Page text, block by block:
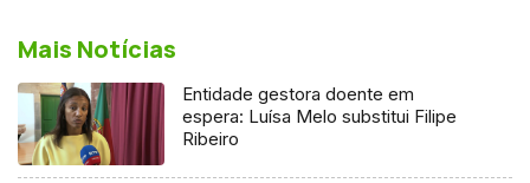
Mais Notícias
Entidade gestora doente em
espera: Luísa Melo substitui Filipe
Ribeiro